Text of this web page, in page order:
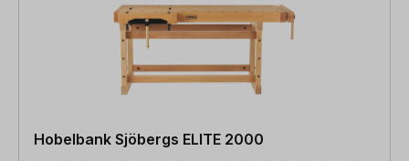
Hobelbank Sjöbergs ELITE 2000